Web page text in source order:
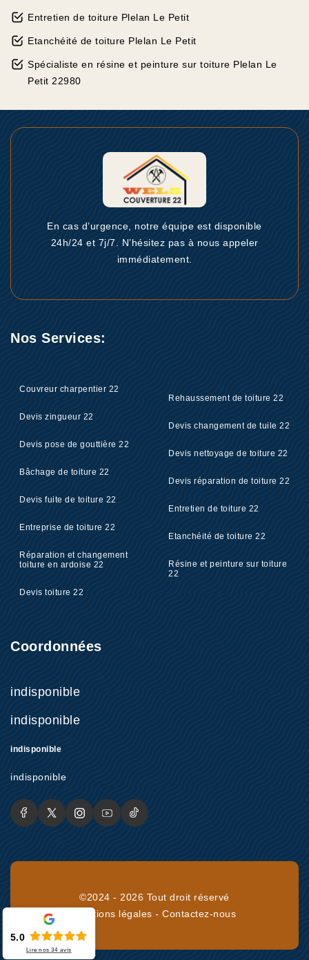
Entretien de toiture Plelan Le Petit
Etanchéité de toiture Plelan Le Petit
Spécialiste en résine et peinture sur toiture Plelan Le
Petit 22980
En cas d’urgence, notre équipe est disponible
24h/24 et 7j/7. N’hésitez pas à nous appeler
immédiatement.
Nos Services:
Couvreur charpentier 22
Devis zingueur 22
Devis pose de gouttière 22
Bâchage de toiture 22
Devis fuite de toiture 22
Entreprise de toiture 22
Réparation et changement
toiture en ardoise 22
Devis toiture 22
Rehaussement de toiture 22
Devis changement de tuile 22
Devis nettoyage de toiture 22
Devis réparation de toiture 22
Entretien de toiture 22
Etanchéité de toiture 22
Résine et peinture sur toiture
22
Coordonnées
indisponible
indisponible
indisponible
indisponible
©2024 - 2026 Tout droit réservé
Mentions légales -Contactez-nous
5.0
Lire nos34 avis